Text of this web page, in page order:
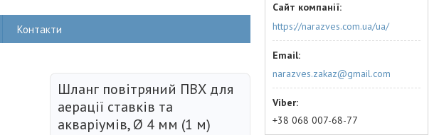
Контакти
Шланг повітряний ПВХ для
аерації ставків та
акваріумів, Ø 4 мм (1 м)
https://narazves.com.ua/ua/
narazves.zakaz@gmail.com
+38 068 007-68-77